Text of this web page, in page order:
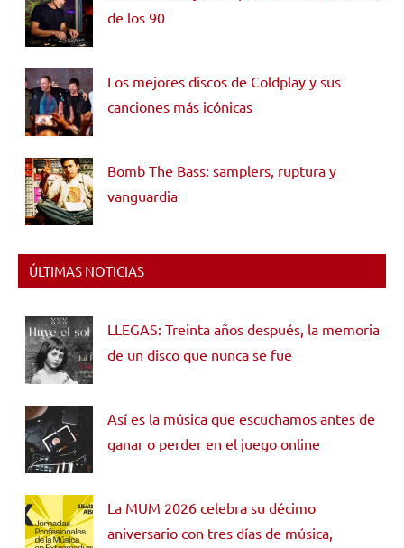
de los 90
Los mejores discos de Coldplay y sus
canciones más icónicas
Bomb The Bass: samplers, ruptura y
vanguardia
ÚLTIMAS NOTICIAS
LLEGAS: Treinta años después, la memoria
de un disco que nunca se fue
Así es la música que escuchamos antes de
ganar o perder en el juego online
La MUM 2026 celebra su décimo
aniversario con tres días de música,